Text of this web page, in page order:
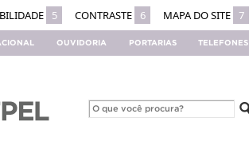
5 CONTRASTE 6 MAPA DO SITE 7
OUVIDORIA PORTARIAS TELEFONES